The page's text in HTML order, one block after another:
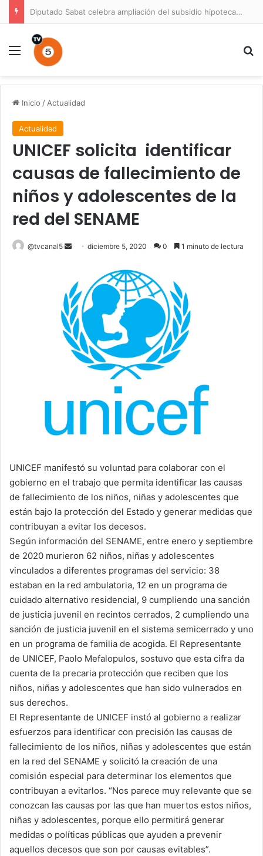
Diputado Sabat celebra ampliación del subsidio hipotecario con viviendas de hasta 6.000 UF
Menú
Inicio / Actualidad
Actualidad
UNICEF solicita identificar
causas de fallecimiento de
niños y adolescentes de la
red del SENAME
@tvcanal5
Senddiciembre 5, 2020 0 1 minuto de lectura
UNICEF manifestó su voluntad para colaborar con el
gobierno en el trabajo que permita identificar las causas
de fallecimiento de los niños, niñas y adolescentes que
están bajo la protección del Estado y generar medidas que
contribuyan a evitar los decesos.
Según información del SENAME, entre enero y septiembre
de 2020 murieron 62 niños, niñas y adolescentes
vinculados a diferentes programas del servicio: 38
estaban en la red ambulatoria, 12 en un programa de
cuidado alternativo residencial, 9 cumpliendo una sanción
de justicia juvenil en recintos cerrados, 2 cumpliendo una
sanción de justicia juvenil en el sistema semicerrado y uno
en un programa de familia de acogida. El Representante
de UNICEF, Paolo Mefalopulos, sostuvo que esta cifra da
cuenta de la precaria protección que reciben que los
niños, niñas y adolescentes que han sido vulnerados en
sus derechos.
El Representante de UNICEF instó al gobierno a realizar
esfuerzos para identificar con precisión las causas de
fallecimiento de los niños, niñas y adolescentes que están
en la red del SENAME y solicitó la creación de una
comisión especial para determinar los elementos que
contribuyan a evitarlos. “Nos parece muy relevante que se
conozcan las causas por las que han muertos estos niños,
niñas y adolescentes, porque ello permitirá generar
medidas o políticas públicas que ayuden a prevenir
aquellos decesos que son por causas evitables”.